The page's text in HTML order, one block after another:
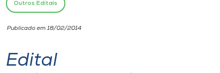
Unoesc
Internacionalização
Outros Editais
Publicado em 18/02/2014
Edital